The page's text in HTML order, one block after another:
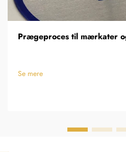
Prægeproces til mærkater
Se mere